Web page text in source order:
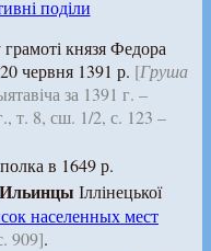
поділи
князя Федора
червня 1391 р. [Груша
за 1391 г. –
т. 8, сш. 1/2, с. 123 –
в 1649 р.
Ильинцы Іллінецької
населенных мест
909].